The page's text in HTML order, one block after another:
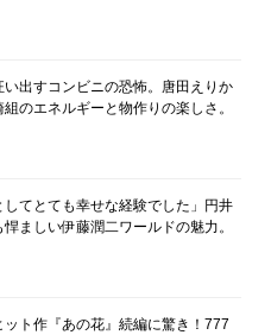
い出すコンビニの恐怖。唐田えりか
のエネルギーと物作りの楽しさ。
してとても幸せな経験でした」円井
ましい伊藤潤二ワールドの魅力。
ット作『あの花』続編に驚き！777